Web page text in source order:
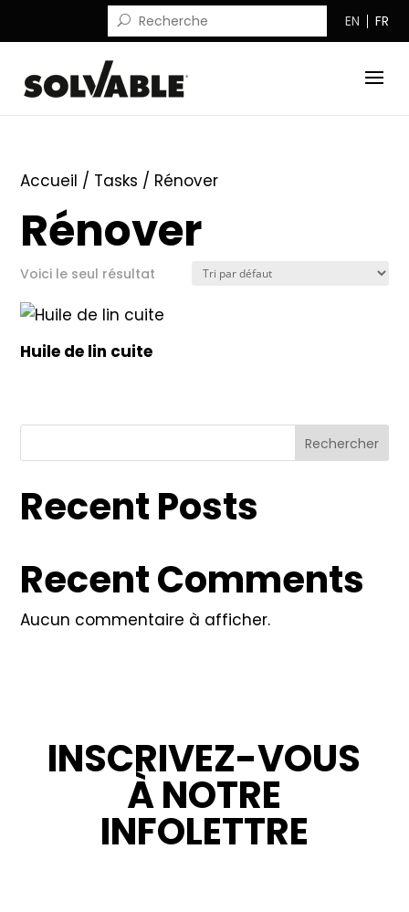
EN FR
Accueil / Tasks / Rénover
Rénover
Voici le seul résultat
Huile de lin cuite
Rechercher
Recent Posts
Recent Comments
Aucun commentaire à afficher.
INSCRIVEZ-VOUS
À NOTRE
INFOLETTRE